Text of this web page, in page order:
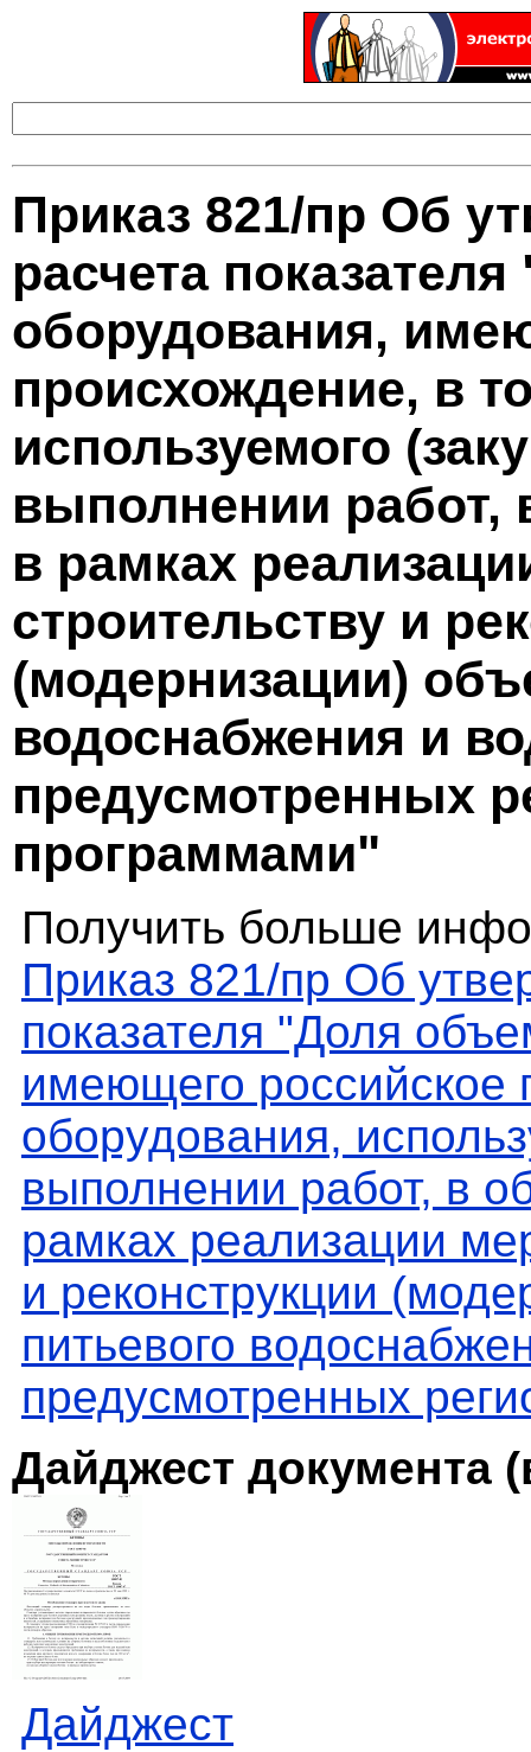
Приказ 821/пр Об
расчета
оборудования,
происхождение, в
используемого
выполнении работ,
в рамках
строительству и
(модернизации)
водоснабжения и
предусмотренных
программами"
Получить больше
Приказ 821/пр Об
показателя "Доля
имеющего российское
оборудования,
выполнении работ, в
рамках реализации
и реконструкции
питьевого
предусмотренных
Дайджест документа
Дайджест